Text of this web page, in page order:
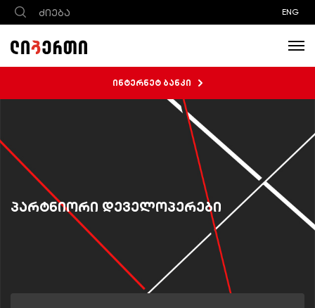
ENG
ინტერნეტ ბანკი
პარტნიორი დეველოპერები